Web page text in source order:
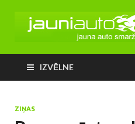
IZVĒLNE
ZIŅAS